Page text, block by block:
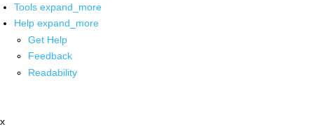
Tools expand_more
Help expand_more
Get Help
Feedback
Readability
x